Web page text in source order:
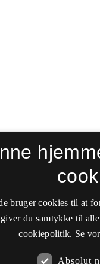
bruger cookies til at
du samtykke til
cookiepolitik. Se
Absolut